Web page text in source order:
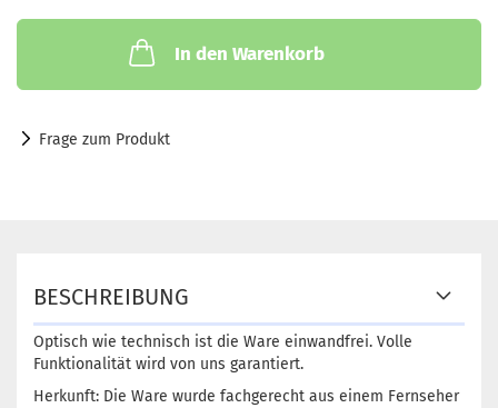
In den Warenkorb
Frage zum Produkt
BESCHREIBUNG
Optisch wie technisch ist die Ware einwandfrei. Volle
Funktionalität wird von uns garantiert.
Herkunft: Die Ware wurde fachgerecht aus einem Fernseher